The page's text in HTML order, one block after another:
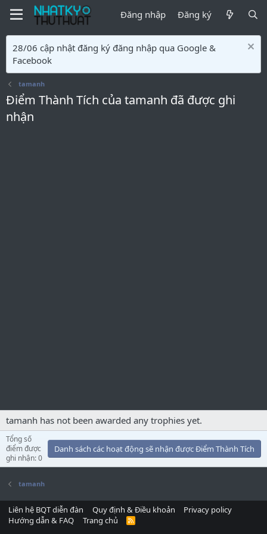
Đăng nhập Đăng ký
28/06 cập nhật đăng ký đăng nhập qua Google &
Facebook
tamanh
Điểm Thành Tích của tamanh đã được ghi
nhận
tamanh has not been awarded any trophies yet.
Tổng số
điểm được
ghi nhận: 0
Danh sách các hoạt động sẽ nhận được Điểm Thành Tích
tamanh
Liên hệ BQT diễn đàn Quy định & Điều khoản
Privacy policy
Hướng dẫn & FAQ
Trang chủ
R